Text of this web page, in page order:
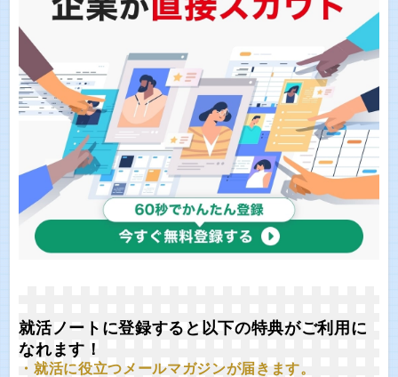
就活ノートに登録すると以下の特典がご利用に
なれます！
・就活に役立つメールマガジンが届きます。